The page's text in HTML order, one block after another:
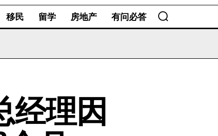
移民 留学 房地产 有问必答
经理因